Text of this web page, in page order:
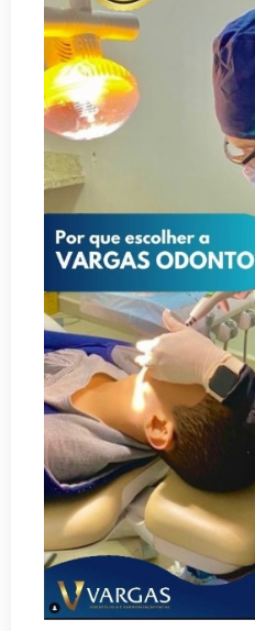
Opinião: Diplomas
que não existe mais